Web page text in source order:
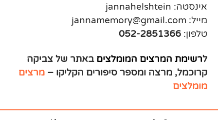
אינסטה: jannahelshtein
מייל: jannamemory@gmail.com
טלפון:052-2851366
לרשימת המרצים המומלצים באתר של צביקה
קרוכמל,מרצה ומספר סיפורים הקליקו –מרצים
מומלצים